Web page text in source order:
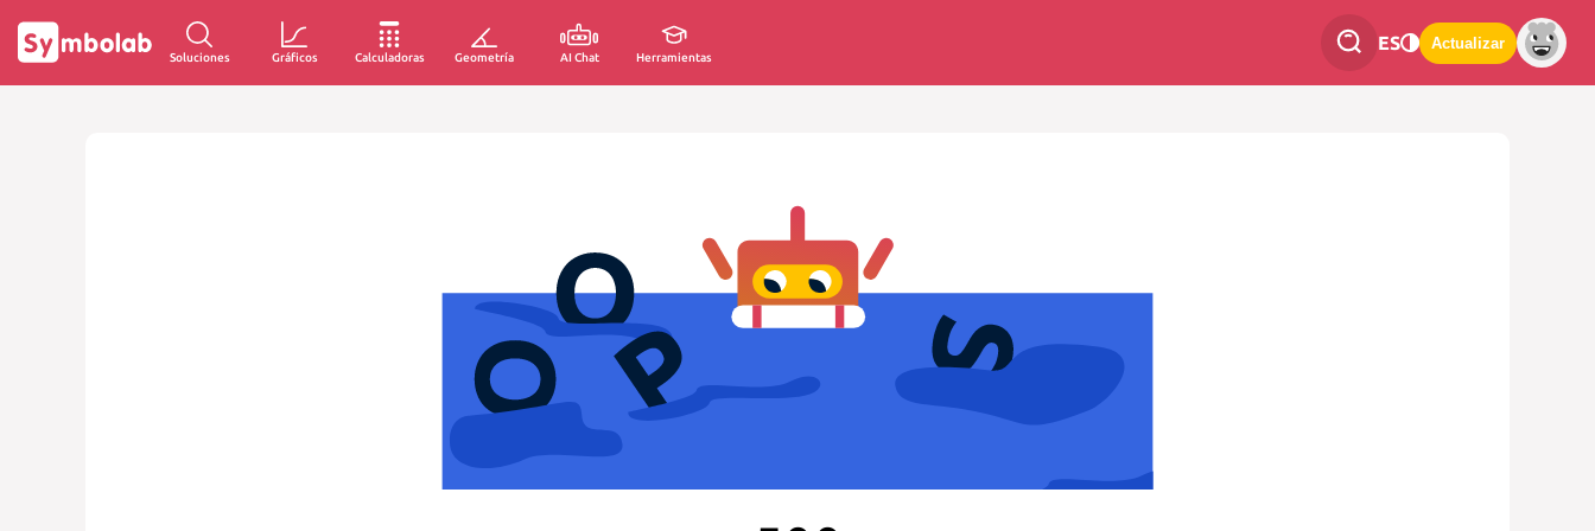
Soluciones Gráficos Calculadoras Geometría AI Chat Herramientas
ES Actualizar